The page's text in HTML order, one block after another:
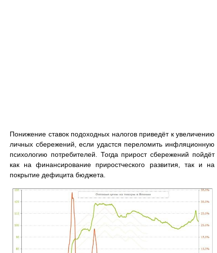
Понижение ставок подоходных налогов приведёт к увеличению
личных сбережений, если удастся переломить инфляционную
психологию потребителей. Тогда прирост сбережений пойдёт
как на финансирование приростческого развития, так и на
покрытие дефицита бюджета.